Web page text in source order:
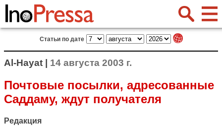
Статьи по дате
Al-Hayat | 14 августа 2003 г.
Почтовые посылки, адресованные
Саддаму, ждут получателя
Редакция